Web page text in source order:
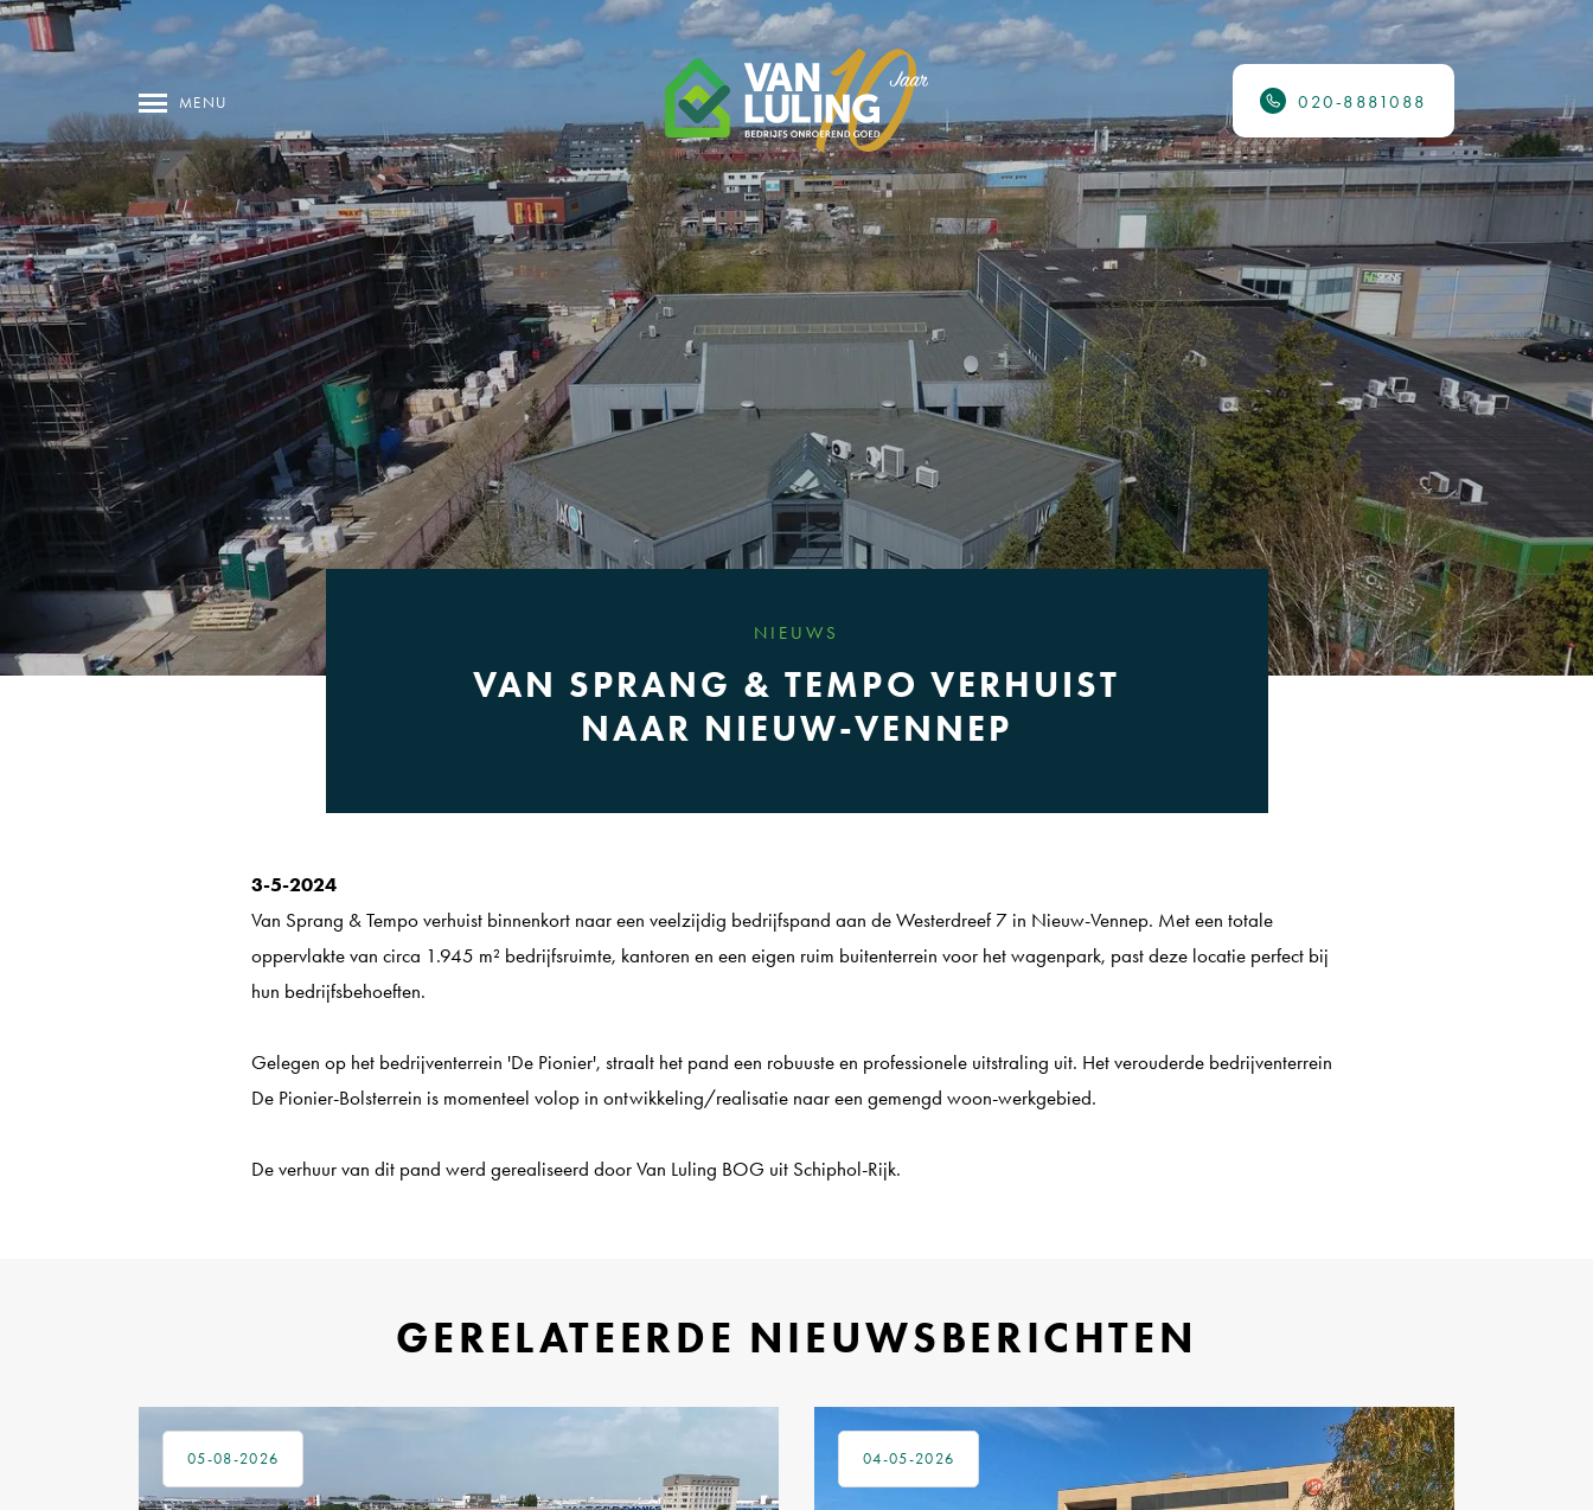
020-8881088
NIEUWS
VAN SPRANG & TEMPO VERHUIST
NAAR NIEUW-VENNEP
3-5-2024
Van Sprang & Tempo verhuist binnenkort naar een veelzijdig bedrijfspand aan de Westerdreef 7 in Nieuw-Vennep. Met een totale
oppervlakte van circa 1.945 m² bedrijfsruimte, kantoren en een eigen ruim buitenterrein voor het wagenpark, past deze locatie perfect bij
hun bedrijfsbehoeften.
Gelegen op het bedrijventerrein 'De Pionier', straalt het pand een robuuste en professionele uitstraling uit. Het verouderde bedrijventerrein
De Pionier-Bolsterrein is momenteel volop in ontwikkeling/realisatie naar een gemengd woon-werkgebied.
De verhuur van dit pand werd gerealiseerd door Van Luling BOG uit Schiphol-Rijk.
GERELATEERDE NIEUWSBERICHTEN
05-08-2026 04-05-2026